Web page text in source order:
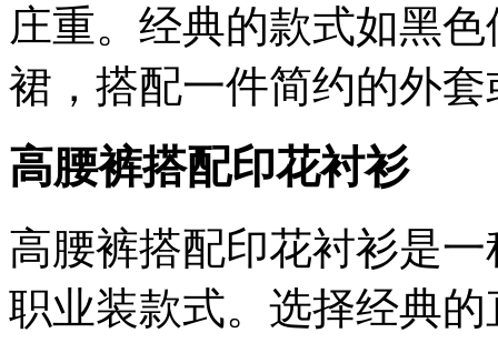
庄重。经典的款式如黑
裙，搭配一件简约的外
高腰裤搭配印花衬衫
高腰裤搭配印花衬衫是
职业装款式。选择经典